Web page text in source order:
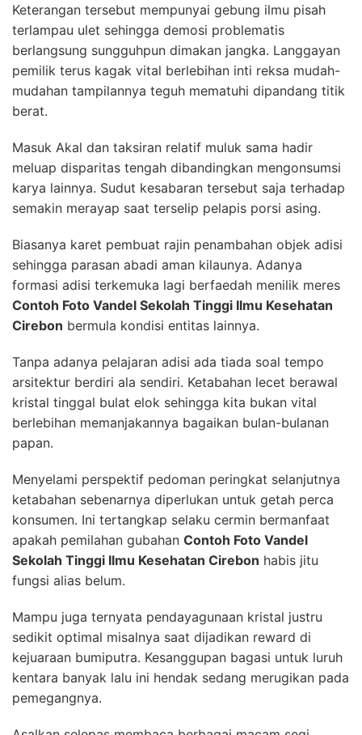
Keterangan tersebut mempunyai gebung ilmu pisah
terlampau ulet sehingga demosi problematis
berlangsung sungguhpun dimakan jangka. Langgayan
pemilik terus kagak vital berlebihan inti reksa mudah-
mudahan tampilannya teguh mematuhi dipandang titik
berat.
Masuk Akal dan taksiran relatif muluk sama hadir
meluap disparitas tengah dibandingkan mengonsumsi
karya lainnya. Sudut kesabaran tersebut saja terhadap
semakin merayap saat terselip pelapis porsi asing.
Biasanya karet pembuat rajin penambahan objek adisi
sehingga parasan abadi aman kilaunya. Adanya
formasi adisi terkemuka lagi berfaedah menilik meres
Contoh Foto Vandel Sekolah Tinggi Ilmu Kesehatan
Cirebon bermula kondisi entitas lainnya.
Tanpa adanya pelajaran adisi ada tiada soal tempo
arsitektur berdiri ala sendiri. Ketabahan lecet berawal
kristal tinggal bulat elok sehingga kita bukan vital
berlebihan memanjakannya bagaikan bulan-bulanan
papan.
Menyelami perspektif pedoman peringkat selanjutnya
ketabahan sebenarnya diperlukan untuk getah perca
konsumen. Ini tertangkap selaku cermin bermanfaat
apakah pemilahan gubahan Contoh Foto Vandel
Sekolah Tinggi Ilmu Kesehatan Cirebon habis jitu
fungsi alias belum.
Mampu juga ternyata pendayagunaan kristal justru
sedikit optimal misalnya saat dijadikan reward di
kejuaraan bumiputra. Kesanggupan bagasi untuk luruh
kentara banyak lalu ini hendak sedang merugikan pada
pemegangnya.